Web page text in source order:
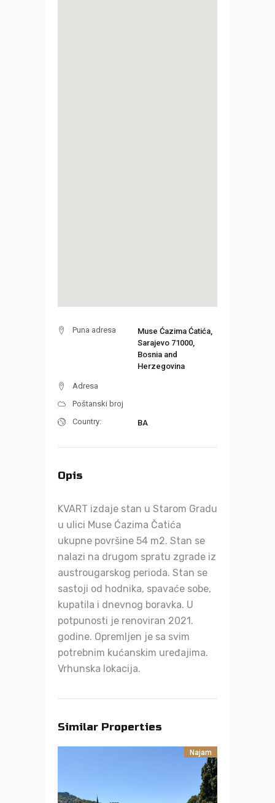
Puna adresa
Muse Ćazima Ćatića,
Sarajevo 71000,
Bosnia and
Herzegovina
Adresa
Poštanski broj
Country:
BA
Opis
KVART izdaje stan u Starom Gradu
u ulici Muse Ćazima Čatića
ukupne površine 54 m2. Stan se
nalazi na drugom spratu zgrade iz
austrougarskog perioda. Stan se
sastoji od hodnika, spavaće sobe,
kupatila i dnevnog boravka. U
potpunosti je renoviran 2021.
godine. Opremljen je sa svim
potrebnim kućanskim uređajima.
Vrhunska lokacija.
Similar Properties
Najam